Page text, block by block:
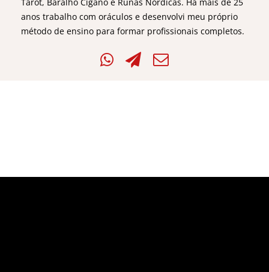
anos trabalho com oráculos e desenvolvi meu próprio
método de ensino para formar profissionais completos.